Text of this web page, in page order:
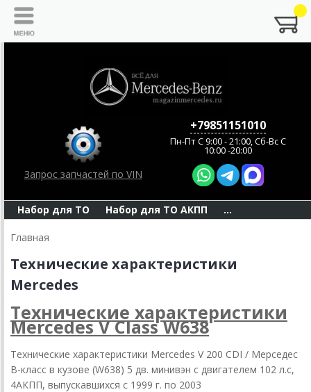
Запрос запчастей по VIN
+79851151010
Пн-Пт C 9:00 - 21:00, Сб-Вс С
10:00 -20:00
Набор для ТО Набор для ТО АКПП ...
Главная
Технические характеристики
Mercedes
Технические характеристики
Mercedes V Class W638
Технические характеристики Mercedes V 200 CDI / Мерседес
В-класс в кузове (W638) 5 дв. минивэн с двигателем 102 л.с,
4АКПП, выпускавшихся c 1999 г. по 2003